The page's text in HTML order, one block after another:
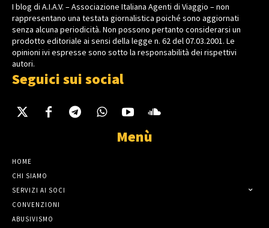
I blog di A.I.A.V. – Associazione Italiana Agenti di Viaggio – non
rappresentano una testata giornalistica poiché sono aggiornati
senza alcuna periodicità. Non possono pertanto considerarsi un
prodotto editoriale ai sensi della legge n. 62 del 07.03.2001. Le
opinioni ivi espresse sono sotto la responsabilità dei rispettivi
autori.
Seguici sui social
Menù
HOME
CHI SIAMO
SERVIZI AI SOCI
CONVENZIONI
ABUSIVISMO